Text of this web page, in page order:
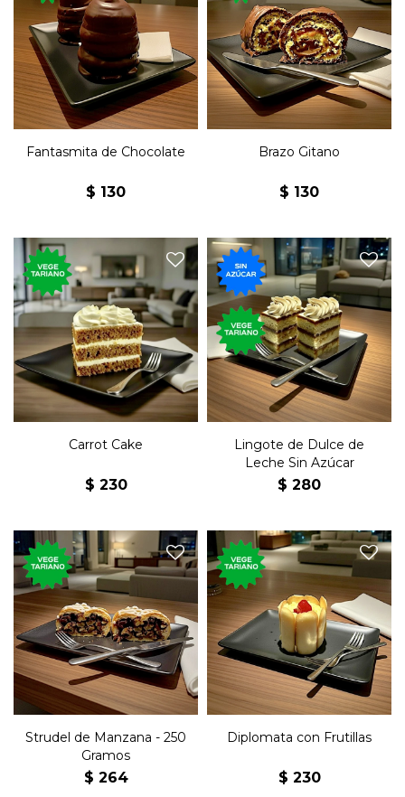
Postre de chocolate, relleno
de merengue, con base
crocante.
Fantasmita de Chocolate
$ 130
Postre de chocolate, relleno
de merengue, con base
crocante.
Brazo Gitano
$ 130
Postre con zanahoria,
nueces y frosting de queso.
Carrot Cake
$ 230
Postre de bizcochuelo con
dulce de leche sin azúcar.
Lingote de Dulce de
Leche Sin Azúcar
$ 280
250 gramos del postre
tradicional de manzana de
la cocina austríaca y
alemana.
Strudel de Manzana - 250
Gramos
$ 264
Postre de bizcochuelo con
chantilly, frutillas, rodeado
de lengüitas.
Diplomata con Frutillas
$ 230